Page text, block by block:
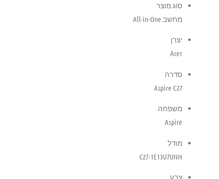
סוג מוצר
מחשב All-in-One
יצרן
Acer
סדרה
Aspire C27
משפחה
Aspire
מודל
C27-1E13U7UNH
צבע